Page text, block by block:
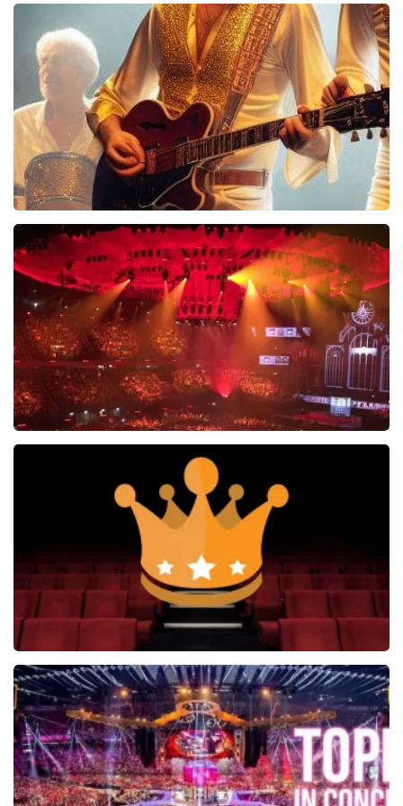
40 45 De Musical
2588+reviews
BEKIJKEN
Bee Gees Forever
845+reviews
BEKIJKEN
Vrienden Van Amstel Live
1252+reviews
BEKIJKEN
Soldaat van Oranje
6648+reviews
BEKIJKEN